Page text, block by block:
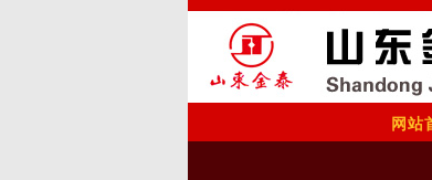
网站